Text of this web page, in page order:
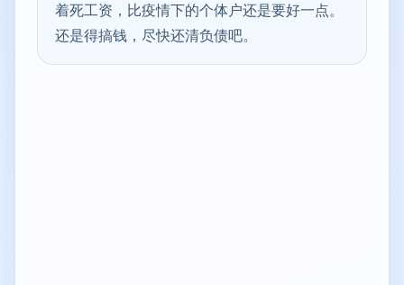
着死工资，比疫情下的个体户还是要好一点。
还是得搞钱，尽快还清负债吧。